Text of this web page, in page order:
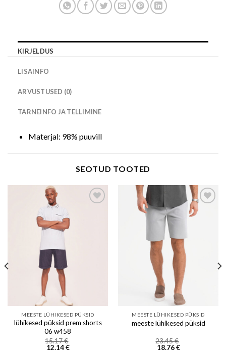
KIRJELDUS
LISAINFO
ARVUSTUSED (0)
TARNEINFO JA TELLIMINE
Materjal: 98% puuvill
SEOTUD TOOTED
Add to wishlist
MEESTE LÜHIKESED PÜKSID
lühikesed püksid prem shorts
06 w458
15.17€
12.14€
Add to wishlist
MEESTE LÜHIKESED PÜKSID
meeste lühikesed püksid
23.45€
18.76€